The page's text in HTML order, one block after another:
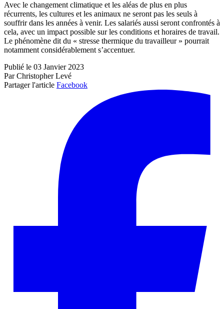
Avec le changement climatique et les aléas de plus en plus
récurrents, les cultures et les animaux ne seront pas les seuls à
souffrir dans les années à venir. Les salariés aussi seront confrontés à
cela, avec un impact possible sur les conditions et horaires de travail.
Le phénomène dit du « stresse thermique du travailleur » pourrait
notamment considérablement s’accentuer.
Publié le 03 Janvier 2023
Par Christopher Levé
Partager l'article Facebook